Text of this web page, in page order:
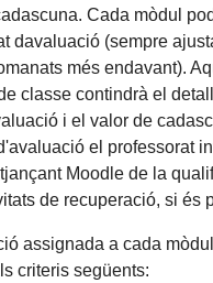
Cada mòdul
davaluació (sempre
més endavant).
classe contindrà el
i el valor de
el professorat
Moodle de la
de recuperació, si és
assignada a cada
criteris següents: